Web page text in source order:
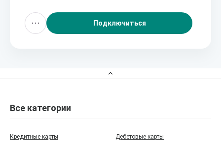
Подключиться
Все категории
Кредитные карты
Дебетовые карты